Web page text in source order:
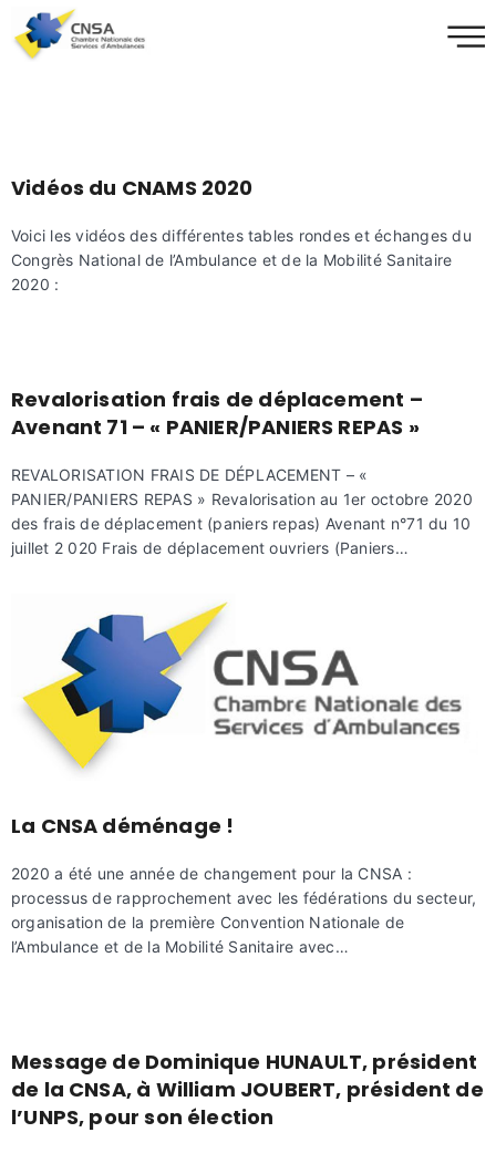
Vidéos du CNAMS 2020
Voici les vidéos des différentes tables rondes et échanges du
Congrès National de l’Ambulance et de la Mobilité Sanitaire
2020 :
Revalorisation frais de déplacement –
Avenant 71 – « PANIER/PANIERS REPAS »
REVALORISATION FRAIS DE DÉPLACEMENT – «
PANIER/PANIERS REPAS » Revalorisation au 1er octobre 2020
des frais de déplacement (paniers repas) Avenant n°71 du 10
juillet 2 020 Frais de déplacement ouvriers (Paniers…
La CNSA déménage !
2020 a été une année de changement pour la CNSA :
processus de rapprochement avec les fédérations du secteur,
organisation de la première Convention Nationale de
l’Ambulance et de la Mobilité Sanitaire avec…
Message de Dominique HUNAULT, président
de la CNSA, à William JOUBERT, président de
l’UNPS, pour son élection